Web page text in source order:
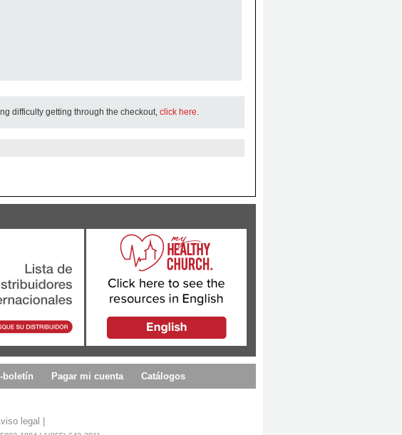
difficulty getting through the checkout, click here
boletín Pagar mi cuenta Catálogos
legal